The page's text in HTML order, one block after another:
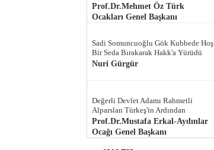
Prof.Dr.Mehmet Öz Türk
Ocakları Genel Başkanı
Sadi Somuncuoğlu Gök Kubbede Hoş
Bir Seda Bırakarak Hakk'a Yürüdü
Nuri Gürgür
Değerli Devlet Adamı Rahmetli
Alparslan Türkeş'in Ardından
Prof.Dr.Mustafa Erkal-Aydınlar
Ocağı Genel Başkanı